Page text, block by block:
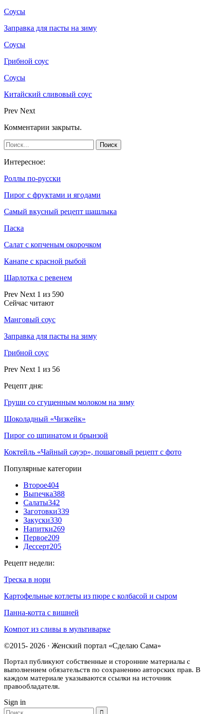
Соусы
Заправка для пасты на зиму
Соусы
Грибной соус
Соусы
Китайский сливовый соус
Prev Next
Комментарии закрыты.
Интересное:
Роллы по-русски
Пирог с фруктами и ягодами
Самый вкусный рецепт шашлыка
Паска
Салат с копченым окорочком
Канапе с красной рыбой
Шарлотка с ревенем
Prev Next 1 из 590
Сейчас читают
Манговый соус
Заправка для пасты на зиму
Грибной соус
Prev Next 1 из 56
Рецепт дня:
Груши со сгущенным молоком на зиму
Шоколадный «Чизкейк»
Пирог со шпинатом и брынзой
Коктейль «Чайный сауэр», пошаговый рецепт с фото
Популярные категории
Второе404
Выпечка388
Салаты342
Заготовки339
Закуски330
Напитки269
Первое209
Дессерт205
Рецепт недели:
Треска в нори
Картофельные котлеты из пюре с колбасой и сыром
Панна-котта с вишней
Компот из сливы в мультиварке
©2015- 2026 · Женский портал «Сделаю Сама»
Портал публикуют собственные и сторонние материалы с
выполнением обязательств по сохранению авторских прав. В
каждом материале указываются ссылки на источник
правообладателя.
Sign in